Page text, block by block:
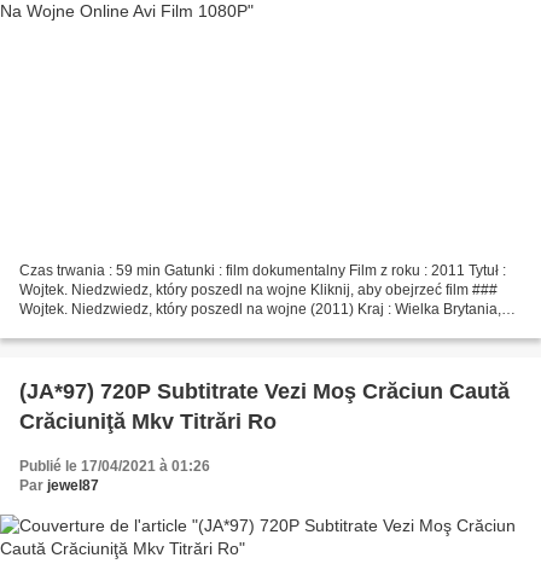
Czas trwania : 59 min Gatunki : film dokumentalny Film z roku : 2011 Tytuł :
Wojtek. Niedzwiedz, który poszedl na wojne Kliknij, aby obejrzeć film ###
Wojtek. Niedzwiedz, który poszedl na wojne (2011) Kraj : Wielka Brytania,
(JA*97) 720P Subtitrate Vezi Moş Crăciun Caută
Crăciuniţă Mkv Titrări Ro
Publié le 17/04/2021 à 01:26
Par jewel87